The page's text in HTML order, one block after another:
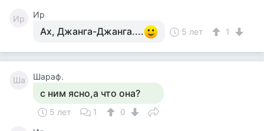
Ир Ир
Ах, Джанга-Джанга.... 5 лет 1
Ша Шараф.
с ним ясно,а что она?
5 лет 1 0